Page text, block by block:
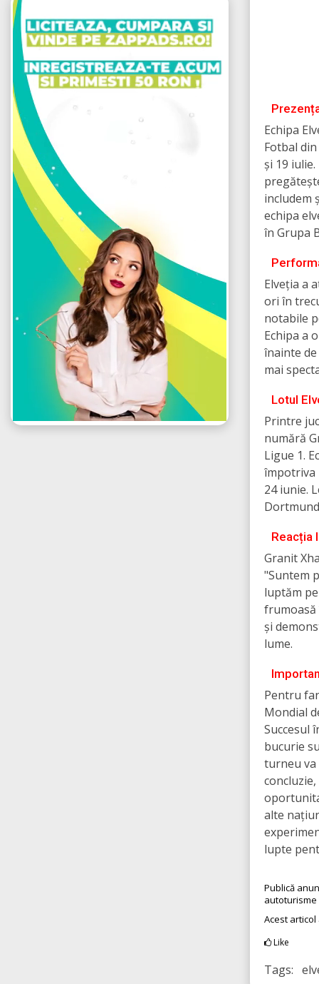
Echipa
Fotbal
și 19
includem
echipa
în Grupa
Elveția a
ori în
notabile
Echipa a
înainte
mai
Lotul
Printre
numără
Ligue 1.
împotriva
24 iunie.
Reacția
Granit
"Suntem
luptăm
frumoasă
și
lume.
Pentru
Mondial
Succesul
bucurie
turneu va
alte
lupte
Publică
autoturisme
Acest
Like
Tags: